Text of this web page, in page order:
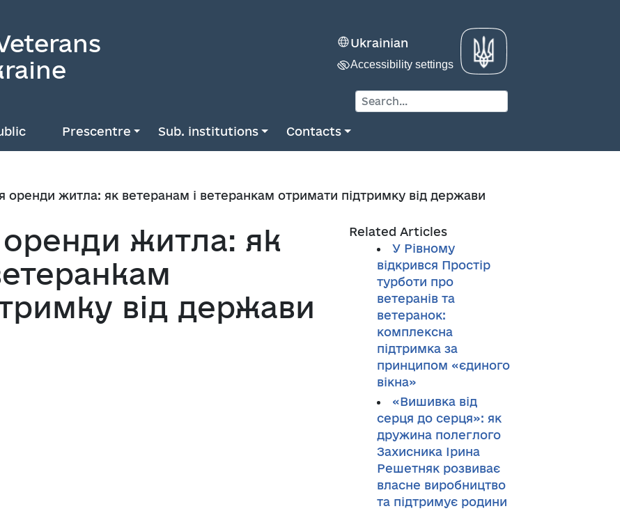
Ukrainian
Accessibility settings
Prescentre Sub. institutions Contacts
оренди житла: як ветеранам і ветеранкам отримати підтримку від держави
житла: як
від держави
Related Articles
У Рівному
відкрився Простір
турботи про
ветеранів та
ветеранок:
комплексна
підтримка за
принципом «єдиного
вікна»
«Вишивка від
серця до серця»: як
дружина полеглого
Захисника Ірина
Решетняк розвиває
власне виробництво
та підтримує родини